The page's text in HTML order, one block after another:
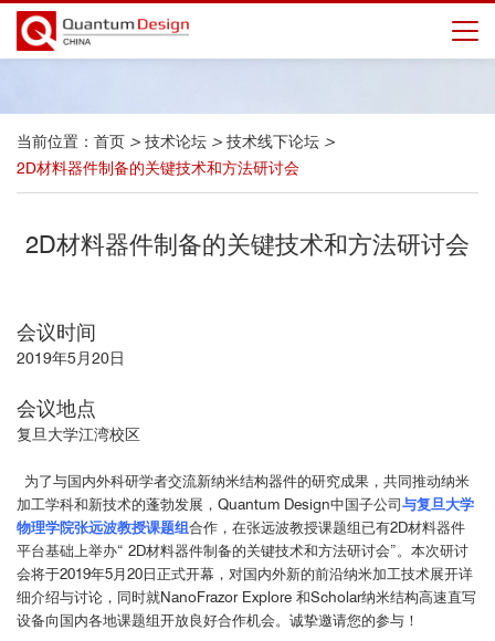
当前位置： 首页 > 技术论坛 > 技术线下论坛 >
2D材料器件制备的关键技术和方法研讨会
2D材料器件制备的关键技术和方法研讨会
会议时间
2019年5月20日
会议地点
复旦大学江湾校区
为了与国内外科研学者交流新纳米结构器件的研究成果，共同推动纳米
加工学科和新技术的蓬勃发展，Quantum Design中国子公司与复旦大学
物理学院张远波教授课题组合作，在张远波教授课题组已有2D材料器件
平台基础上举办“ 2D材料器件制备的关键技术和方法研讨会”。本次研讨
会将于2019年5月20日正式开幕，对国内外新的前沿纳米加工技术展开详
细介绍与讨论，同时就NanoFrazor Explore 和Scholar纳米结构高速直写
设备向国内各地课题组开放良好合作机会。诚挚邀请您的参与！